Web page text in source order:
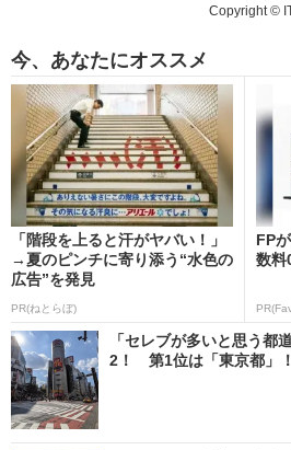
Copyright ©
今、あなたにオススメ
「階段を上ると汗がヤバい！」
→夏のピンチに寄り添う“水色の
広告”を発見
PR(ねとらぼ)
FP
数料
「セレブが多いと思う都
2！ 第1位は「東京都」